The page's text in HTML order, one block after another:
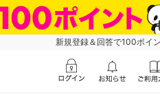
新規登録＆回答で100ポイ